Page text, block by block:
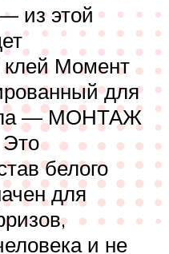
из этой
Момент
для
— МОНТАЖ
Это
белого
для
и не